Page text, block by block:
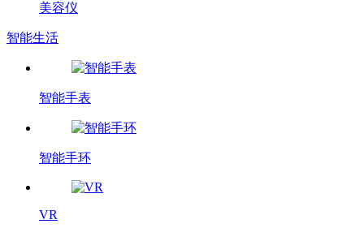
美容仪
智能生活
智能手表
智能手环
VR